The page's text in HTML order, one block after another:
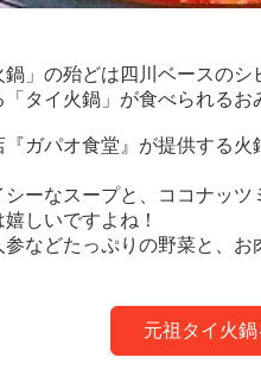
」の殆どは四川ベースの
タイ火鍋」が食べられるお
『ガパオ食堂』が提供する
シーなスープと、ココナッ
しいですよね！
などたっぷりの野菜と、お
元祖タイ火鍋